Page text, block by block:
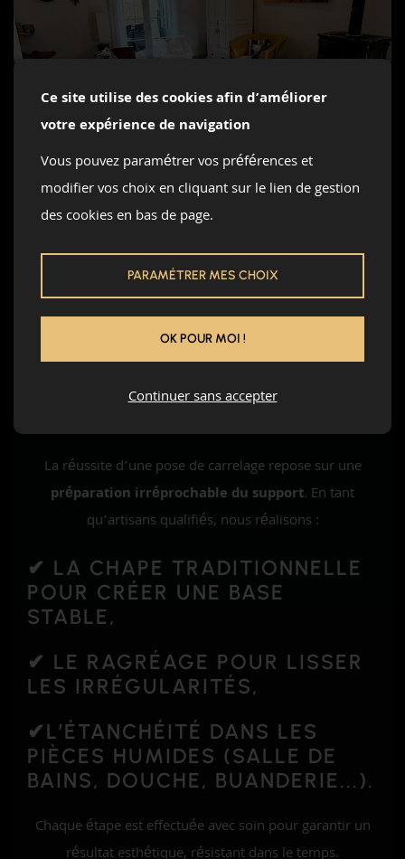
PRÉPARATION DES
SURFACES : CHAPE,
RAGRÉAGE, ÉTANCHÉITÉ
La réussite d’une pose de carrelage repose sur une
préparation irréprochable du support. En tant
qu’artisans qualifiés, nous réalisons :
✔ LA CHAPE TRADITIONNELLE
POUR CRÉER UNE BASE
STABLE,
✔ LE RAGRÉAGE POUR LISSER
LES IRRÉGULARITÉS,
✔L’ÉTANCHÉITÉ DANS LES
PIÈCES HUMIDES (SALLE DE
BAINS, DOUCHE, BUANDERIE...).
Chaque étape est effectuée avec soin pour garantir un
Ce site utilise des cookies afin d’améliorer
votre expérience de navigation
Vous pouvez paramétrer vos préférences et
modifier vos choix en cliquant sur le lien de gestion
des cookies en bas de page.
PARAMÉTRER MES CHOIX
OK POUR MOI !
Continuer sans accepter